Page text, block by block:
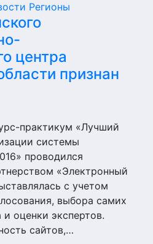
Регионы
центра
признан
практикум «Лучший
системы
проводился
«Электронный
с учетом
выбора самих
оценки экспертов.
сайтов,…